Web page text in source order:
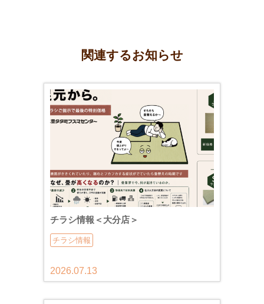
関連するお知らせ
チラシ情報＜大分店＞
チラシ情報
2026.07.13